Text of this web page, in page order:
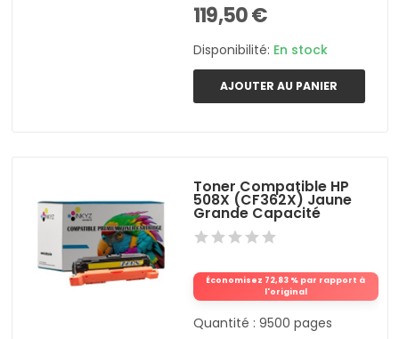
119,50 €
Disponibilité: En stock
AJOUTER AU PANIER
Toner Compatible HP
508X (CF362X) Jaune
Grande Capacité
Économisez 72,83 % par rapport à
l'original
Quantité : 9500 pages